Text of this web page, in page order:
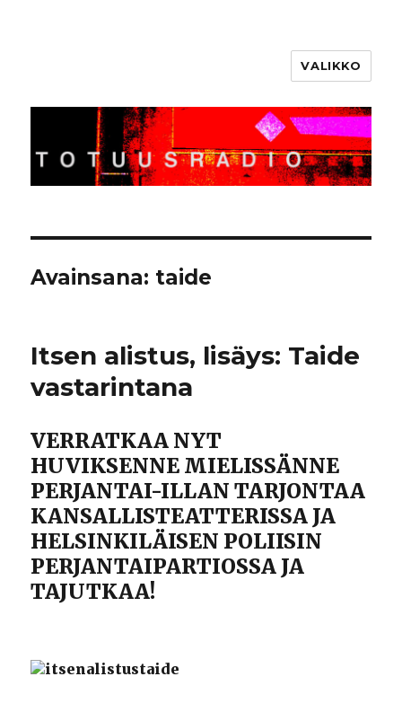
VALIKKO
Avainsana: taide
Itsen alistus, lisäys: Taide
vastarintana
VERRATKAA NYT
HUVIKSENNE MIELISSÄNNE
PERJANTAI-ILLAN TARJONTAA
KANSALLISTEATTERISSA JA
HELSINKILÄISEN POLIISIN
PERJANTAIPARTIOSSA JA
TAJUTKAA!